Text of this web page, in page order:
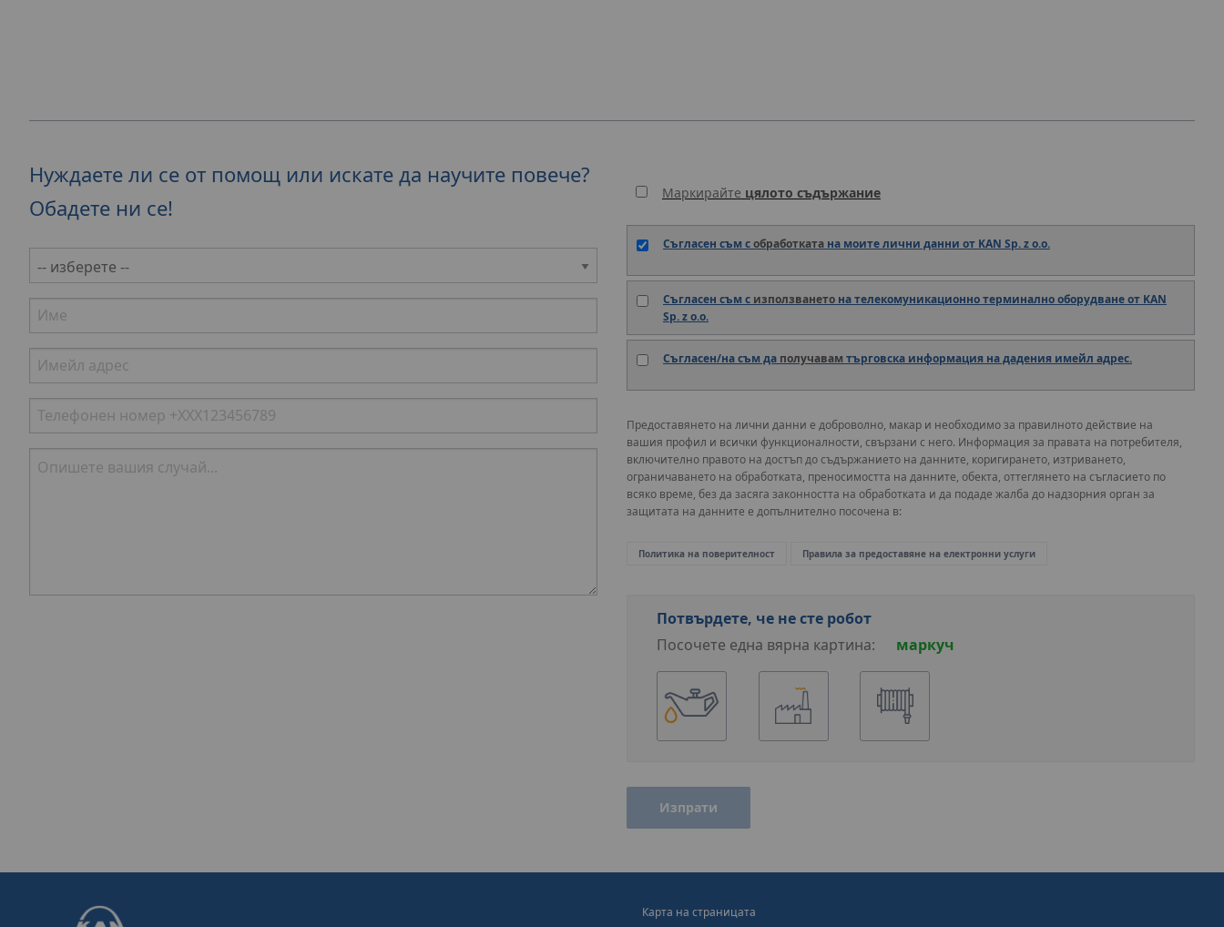
Нуждаете ли се от помощ или искате да научите повече?
Обадете ни се!
Маркирайте цялото съдържание
Съгласен съм собработката на моите лични данни от KAN Sp. z o.o.
Съгласен съм с използването на телекомуникационно терминално оборудване от KAN
Sp. z o.o.
Съгласен/на съм да получавам търговска информация на дадения имейл адрес.
Предоставянето на лични данни е доброволно, макар и необходимо за правилното действие на
вашия профил и всички функционалности, свързани с него. Информация за правата на потребителя,
включително правото на достъп до съдържанието на данните, коригирането, изтриването,
ограничаването на обработката, преносимостта на данните, обекта, оттеглянето на съгласието по
всяко време, без да засяга законността на обработката и да подаде жалба до надзорния орган за
защитата на данните е допълнително посочена в:
Политика на поверителност Правила за предоставяне на електронни услуги
Потвърдете, че не сте робот
Посочете една вярна картина:
маркуч
Изпрати
Карта на страницата